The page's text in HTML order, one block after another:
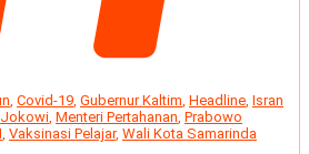
, Covid-19, Gubernur Kaltim, Headline, Isran
Jokowi, Menteri Pertahanan, Prabowo
, Vaksinasi Pelajar, Wali Kota Samarinda